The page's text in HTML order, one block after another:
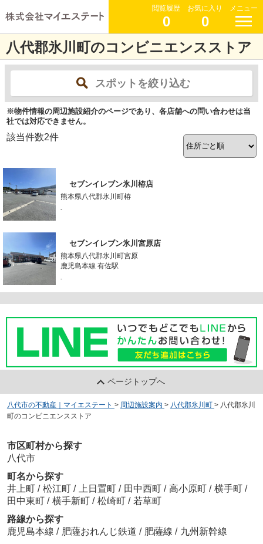
閲覧履歴
0
お気に入り
0
メニュー
八代郡氷川町のコンビニエンスストア
スポットを絞り込む
※物件情報の周辺施設紹介のページであり、各店舗への問い合わせは当
社では対応できません。
該当件数2件
セブンイレブン氷川栫店
熊本県八代郡氷川町栫
-
セブンイレブン氷川宮原店
熊本県八代郡氷川町宮原
鹿児島本線 有佐駅
-
ページトップへ
八代市の不動産｜マイエステート > 周辺施設案内 > 八代郡氷川町 > 八代郡氷川
町のコンビニエンスストア
市区町村から探す
八代市
町名から探す
井上町 / 松江町 / 上日置町 / 田中西町 / 高小原町 / 横手町 /
田中東町 / 横手新町 / 松崎町 / 若草町
路線から探す
鹿児島本線 / 肥薩おれんじ鉄道 / 肥薩線 / 九州新幹線